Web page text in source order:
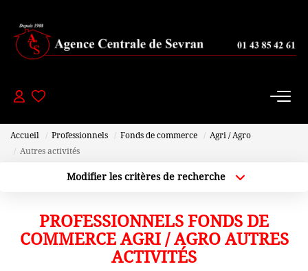
De 200 000 À 300 000 Euros
+ De 450 000 Euros
APPARTEMENTS
-150000 Euros
Accueil Professionnels Fonds de commerce
Agri / Agro
Autres activités
Modifier les critères de recherche
Budget max Plus de critères
PROFESSIONNELS FONDS DE
COMMERCE AGRI / AGRO AUTRES
ACTIVITÉS